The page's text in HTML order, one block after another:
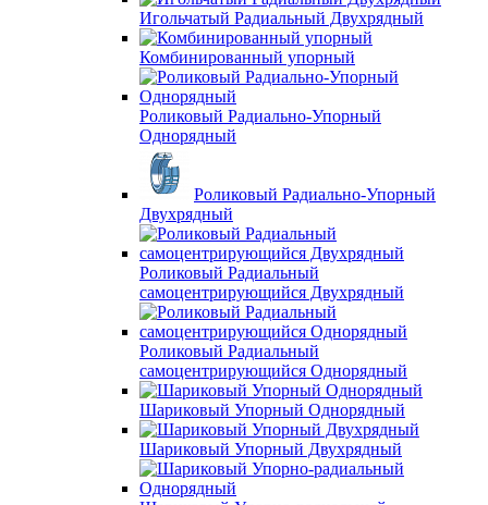
Игольчатый Радиальный Двухрядный
Комбинированный упорный
Роликовый Радиально-Упорный
Однорядный
Роликовый Радиально-Упорный
Двухрядный
Роликовый Радиальный
самоцентрирующийся Двухрядный
Роликовый Радиальный
самоцентрирующийся Однорядный
Шариковый Упорный Однорядный
Шариковый Упорный Двухрядный